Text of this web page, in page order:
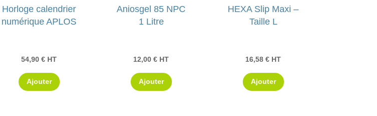
Horloge calendrier
numérique APLOS
54,90€ HT
Ajouter
Aniosgel 85 NPC
1 Litre
12,00€ HT
Ajouter
HEXA Slip Maxi –
Taille L
16,58€ HT
Ajouter